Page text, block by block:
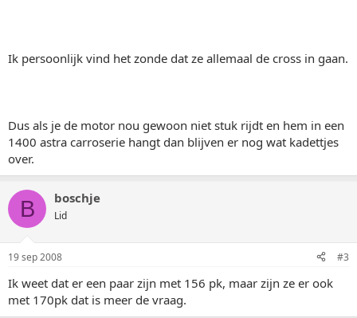
Ik persoonlijk vind het zonde dat ze allemaal de cross in gaan.
Dus als je de motor nou gewoon niet stuk rijdt en hem in een
1400 astra carroserie hangt dan blijven er nog wat kadettjes
over.
B boschje
Lid
19 sep 2008 #3
Ik weet dat er een paar zijn met 156 pk, maar zijn ze er ook
met 170pk dat is meer de vraag.